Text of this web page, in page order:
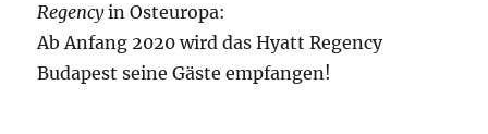
Regencyin Osteuropa:
Ab Anfang 2020 wird das Hyatt Regency
Budapest seine Gäste empfangen!